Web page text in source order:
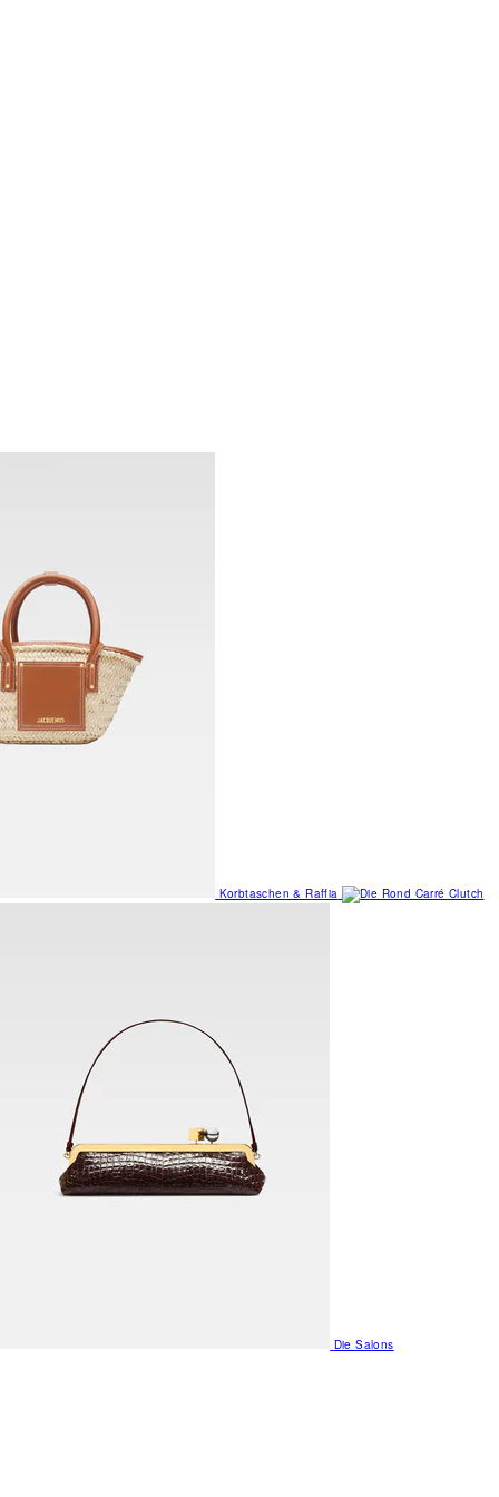
Korbtaschen & Raffia
Die Salons